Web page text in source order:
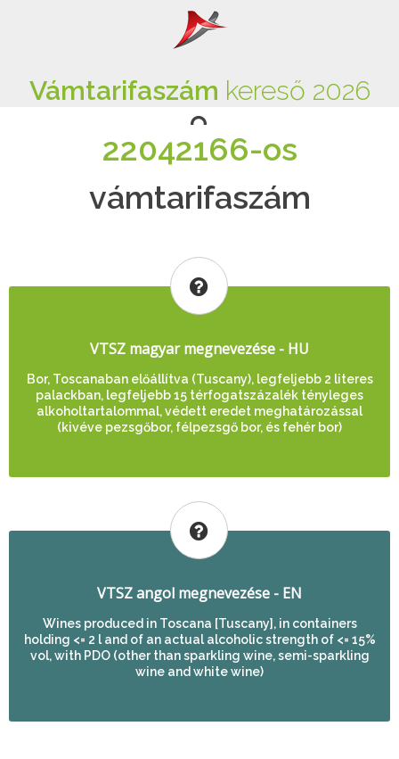
Vámtarifaszám kereső 2026
22042166-os
vámtarifaszám
VTSZ magyar megnevezése - HU
Bor, Toscanaban előállítva (Tuscany), legfeljebb 2 literes
palackban, legfeljebb 15 térfogatszázalék tényleges
alkoholtartalommal, védett eredet meghatározással
(kivéve pezsgőbor, félpezsgő bor, és fehér bor)
VTSZ angol megnevezése - EN
Wines produced in Toscana [Tuscany], in containers
holding <= 2 l and of an actual alcoholic strength of <= 15%
vol, with PDO (other than sparkling wine, semi-sparkling
wine and white wine)